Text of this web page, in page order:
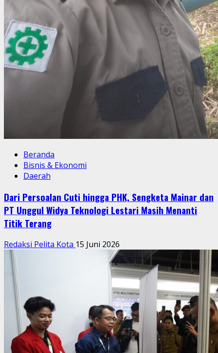
Beranda
Bisnis & Ekonomi
Daerah
Dari Persoalan Cuti hingga PHK, Sengketa Mainar dan
PT Unggul Widya Teknologi Lestari Masih Menanti
Titik Terang
Redaksi Pelita Kota 15 Juni 2026